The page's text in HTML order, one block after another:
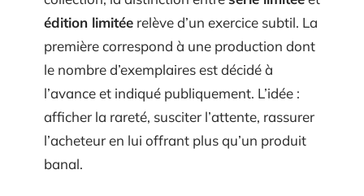
édition limitée relève d’un exercice subtil. La
première correspond à une production dont
le nombre d’exemplaires est décidé à
l’avance et indiqué publiquement. L’idée :
afficher la rareté, susciter l’attente, rassurer
l’acheteur en lui offrant plus qu’un produit
banal.